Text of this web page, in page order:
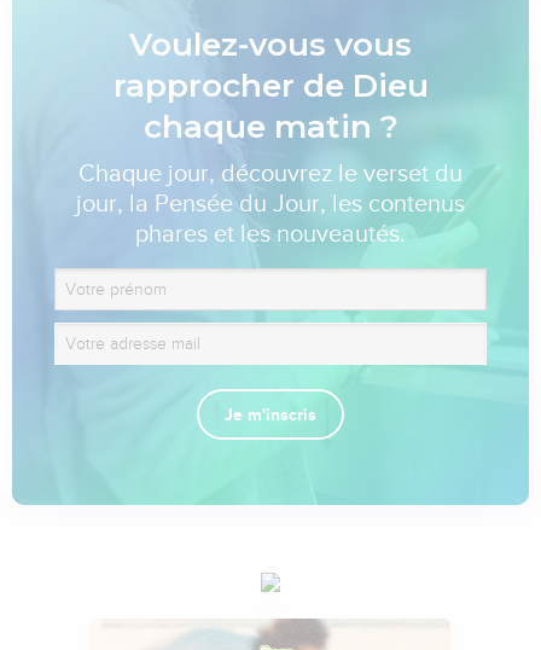
Voulez-vous vous
rapprocher de Dieu
chaque matin ?
Chaque jour, découvrez le verset du
jour, la Pensée du Jour, les contenus
phares et les nouveautés.
Je m'inscris